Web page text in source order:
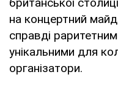
на концертний
справді
унікальними для
організатори.